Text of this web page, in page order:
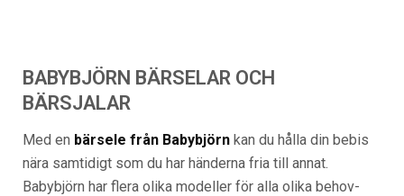
BABYBJÖRN BÄRSELAR OCH
BÄRSJALAR
Med en bärsele från Babybjörn kan du hålla din bebis
nära samtidigt som du har händerna fria till annat.
Babybjörn har flera olika modeller för alla olika behov-